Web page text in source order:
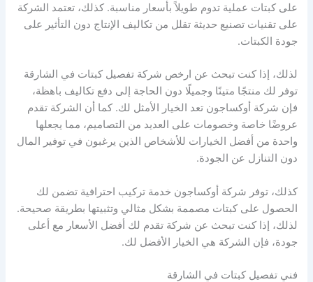
على كبتات عملية تدوم طويلاً بأسعار مناسبة. كذلك، تعتمد الشركة
على تقنيات تصنيع حديثة تقلل من تكاليف الإنتاج دون التأثير على
جودة الكبتات.
لذلك، إذا كنت تبحث عن ارخص شركة تفصيل كبتات في الشارقة
توفر لك منتجًا متينًا وجميلًا دون الحاجة إلى دفع تكاليف باهظة،
فإن شركة أوكساجون تعد الخيار الأمثل لك. كما أن الشركة تقدم
عروضًا خاصة وخصومات على العديد من التصاميم، مما يجعلها
واحدة من أفضل الخيارات للأشخاص الذين يرغبون في توفير المال
دون التنازل عن الجودة.
كذلك، توفر شركة أوكساجون خدمة تركيب احترافية تضمن لك
الحصول على كبتات مصممة بشكل مثالي وتثبيتها بطريقة صحيحة.
لذلك، إذا كنت تبحث عن شركة تقدم لك أفضل الأسعار مع أعلى
جودة، فإن الشركة هي الخيار الأفضل لك.
فني تفصيل كبتات في الشارقة